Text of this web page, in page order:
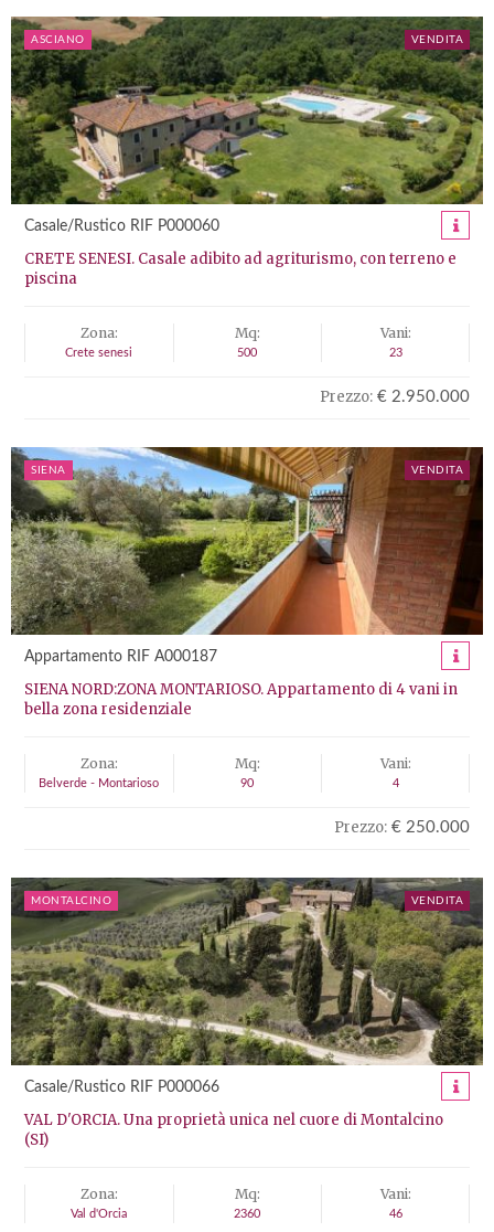
ASCIANO VENDITA
Casale/Rustico RIF P000060
CRETE SENESI. Casale adibito ad agriturismo, con terreno e
piscina
Zona:
Crete senesi
Mq:
500
Vani:
23
Prezzo: € 2.950.000
SIENA VENDITA
Appartamento RIF A000187
SIENA NORD:ZONA MONTARIOSO. Appartamento di 4 vani in
bella zona residenziale
Zona:
Belverde - Montarioso
Mq:
90
Vani:
4
Prezzo: € 250.000
MONTALCINO VENDITA
Casale/Rustico RIF P000066
VAL D'ORCIA. Una proprietà unica nel cuore di Montalcino
(SI)
Zona:
Val d'Orcia
Mq:
2360
Vani:
46